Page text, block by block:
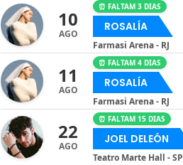
10
AGO
⏰ FALTAM 3 DIAS
ROSALÍA
Farmasi Arena - RJ
11
AGO
⏰ FALTAM 4 DIAS
ROSALÍA
Farmasi Arena - RJ
22
AGO
⏰ FALTAM 15 DIAS
JOEL DELEÓN
Teatro Marte Hall - SP